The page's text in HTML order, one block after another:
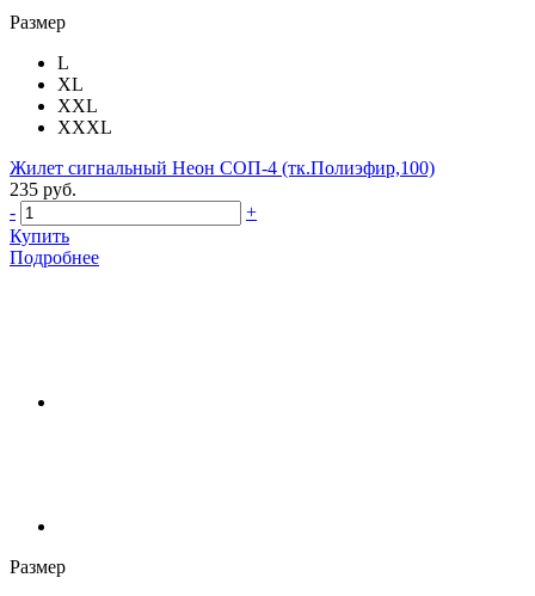
Размер
L
XL
XXL
XXXL
Жилет сигнальный Неон СОП-4 (тк.Полиэфир,100)
235 руб.
-
+
Купить
Подробнее
Размер